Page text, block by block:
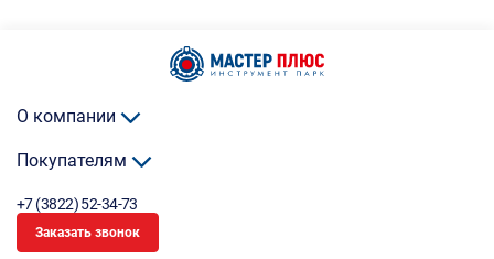
О компании
Покупателям
+7 (3822) 52-34-73
Заказать звонок